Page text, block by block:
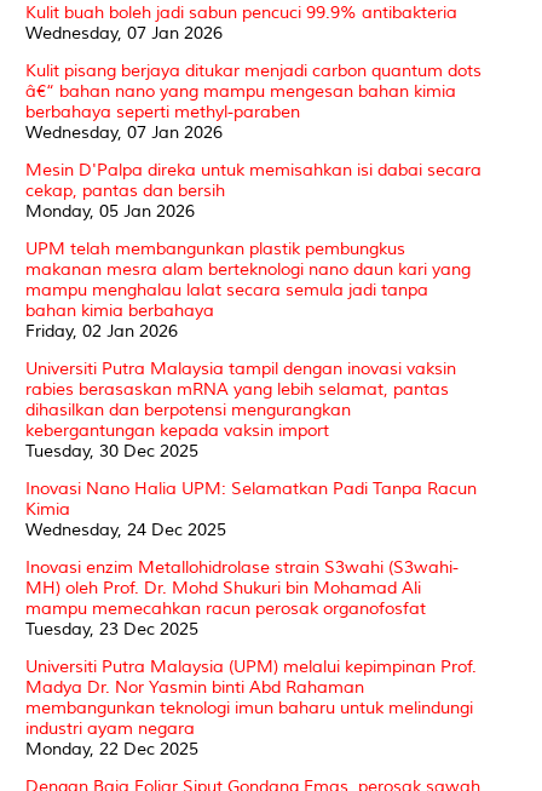
Kulit buah boleh jadi sabun pencuci 99.9% antibakteria
Wednesday, 07 Jan 2026
Kulit pisang berjaya ditukar menjadi carbon quantum dots
â€“ bahan nano yang mampu mengesan bahan kimia
berbahaya seperti methyl-paraben
Wednesday, 07 Jan 2026
Mesin D'Palpa direka untuk memisahkan isi dabai secara
cekap, pantas dan bersih
Monday, 05 Jan 2026
UPM telah membangunkan plastik pembungkus
makanan mesra alam berteknologi nano daun kari yang
mampu menghalau lalat secara semula jadi tanpa
bahan kimia berbahaya
Friday, 02 Jan 2026
Universiti Putra Malaysia tampil dengan inovasi vaksin
rabies berasaskan mRNA yang lebih selamat, pantas
dihasilkan dan berpotensi mengurangkan
kebergantungan kepada vaksin import
Tuesday, 30 Dec 2025
Inovasi Nano Halia UPM: Selamatkan Padi Tanpa Racun
Kimia
Wednesday, 24 Dec 2025
Inovasi enzim Metallohidrolase strain S3wahi (S3wahi-
MH) oleh Prof. Dr. Mohd Shukuri bin Mohamad Ali
mampu memecahkan racun perosak organofosfat
Tuesday, 23 Dec 2025
Universiti Putra Malaysia (UPM) melalui kepimpinan Prof.
Madya Dr. Nor Yasmin binti Abd Rahaman
membangunkan teknologi imun baharu untuk melindungi
industri ayam negara
Monday, 22 Dec 2025
Dengan Baja Foliar Siput Gondang Emas, perosak sawah